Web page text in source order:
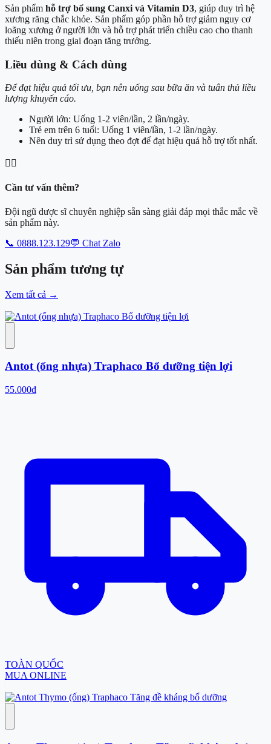
Sản phẩm hỗ trợ bổ sung Canxi và Vitamin D3, giúp duy trì hệ
xương răng chắc khỏe. Sản phẩm góp phần hỗ trợ giảm nguy cơ
loãng xương ở người lớn và hỗ trợ phát triển chiều cao cho thanh
thiếu niên trong giai đoạn tăng trưởng.
Liều dùng & Cách dùng
Để đạt hiệu quả tối ưu, bạn nên uống sau bữa ăn và tuân thủ liều
lượng khuyến cáo.
Người lớn: Uống 1-2 viên/lần, 2 lần/ngày.
Trẻ em trên 6 tuổi: Uống 1 viên/lần, 1-2 lần/ngày.
Nên duy trì sử dụng theo đợt để đạt hiệu quả hỗ trợ tốt nhất.
👨‍⚕️
Cần tư vấn thêm?
Đội ngũ dược sĩ chuyên nghiệp sẵn sàng giải đáp mọi thắc mắc về
sản phẩm này.
📞 0888.123.129💬 Chat Zalo
Sản phẩm tương tự
Xem tất cả →
Antot (ống nhựa) Traphaco Bổ dưỡng tiện lợi
55.000đ
TOÀN QUỐC
MUA ONLINE